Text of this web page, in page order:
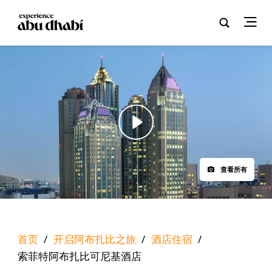
查看所有
首页 / 开启阿布扎比之旅 / 酒店住宿 /
索菲特阿布扎比可尼基酒店